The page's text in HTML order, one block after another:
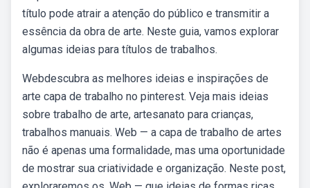
título pode atrair a atenção do público e transmitir a
essência da obra de arte. Neste guia, vamos explorar
algumas ideias para títulos de trabalhos.
Webdescubra as melhores ideias e inspirações de
arte capa de trabalho no pinterest. Veja mais ideias
sobre trabalho de arte, artesanato para crianças,
trabalhos manuais. Web — a capa de trabalho de artes
não é apenas uma formalidade, mas uma oportunidade
de mostrar sua criatividade e organização. Neste post,